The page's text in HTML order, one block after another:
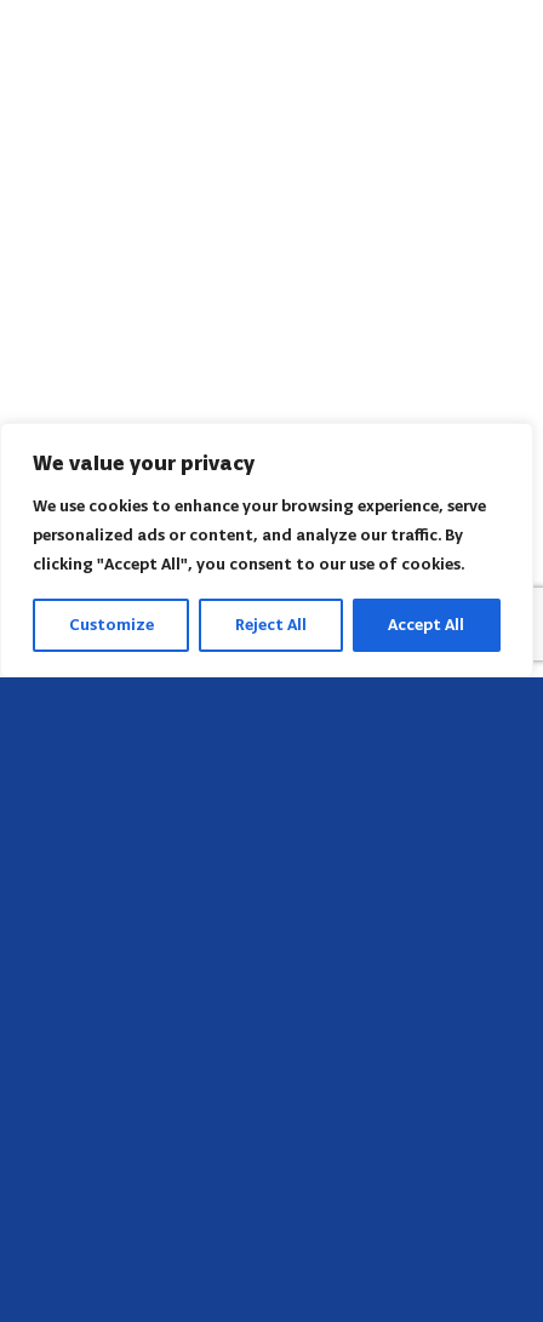
We value your privacy
We use cookies to enhance your browsing experience, serve
personalized ads or content, and analyze our traffic. By
clicking "Accept All", you consent to our use of cookies.
Customize Reject All Accept All